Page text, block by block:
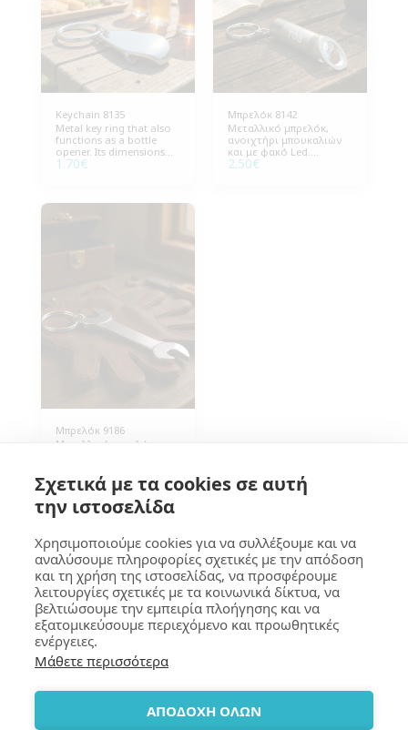
Keychain 8135
Metal key ring that also
functions as a bottle
opener. Its dimensions
are 2.9 cm. wide and 8.5
1.70€
Μπρελόκ 8142
Μεταλλικό μπρελόκ,
ανοιχτήρι μπουκαλιών
και με φακό Led.
Διαστάσεις 1,5 εκ.
2.50€
Μπρελόκ 9186
Μεταλλικό μπρελόκ που
Οι διαστάσεις του είναι
9,5 εκ. πλάτος και 2,00 εκ.
ύψος. Η συσκευασία
περιλαμβάνει 100
2.20€
GOUMA Design
Copyright © 2026 All rights reserved
Terms|Privacy| Accessibility
Σχετικά με τα cookies σε αυτή
την ιστοσελίδα
Χρησιμοποιούμε cookies για να συλλέξουμε και να
αναλύσουμε πληροφορίες σχετικές με την απόδοση
και τη χρήση της ιστοσελίδας, να προσφέρουμε
λειτουργίες σχετικές με τα κοινωνικά δίκτυα, να
βελτιώσουμε την εμπειρία πλοήγησης και να
εξατομικεύσουμε περιεχόμενο και προωθητικές
ενέργειες.
Μάθετε περισσότερα
ΑΠΟΔΟΧΗ ΟΛΩΝ